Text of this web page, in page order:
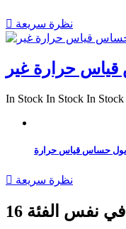
 نظرة سريعة
In Stock In Stock In Stock
 نظرة سريعة